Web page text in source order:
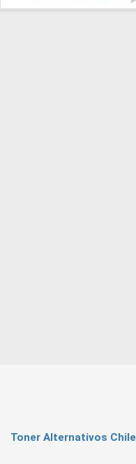
Toner Alternativos Chile